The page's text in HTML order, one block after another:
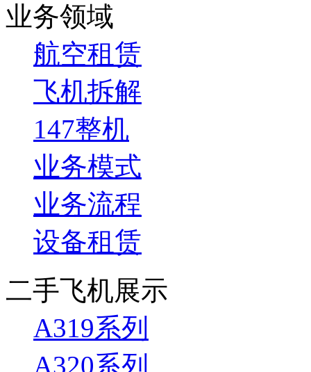
业务领域
航空租赁
飞机拆解
147整机
业务模式
业务流程
设备租赁
二手飞机展示
A319系列
A320系列